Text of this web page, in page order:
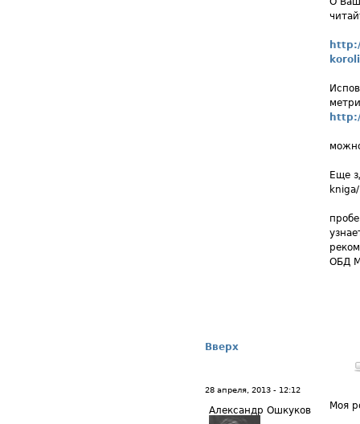
koroli
Еще
ОБД
Вверх
28 апреля, 2013 - 12:12
Александр Ошкуков Моя